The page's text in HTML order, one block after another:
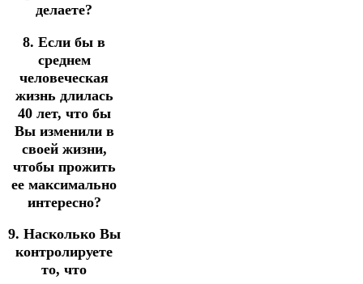
делаете?
8. Если бы в
среднем
человеческая
жизнь длилась
40 лет, что бы
Вы изменили в
своей жизни,
чтобы прожить
ее максимально
интересно?
9. Насколько Вы
контролируете
то, что